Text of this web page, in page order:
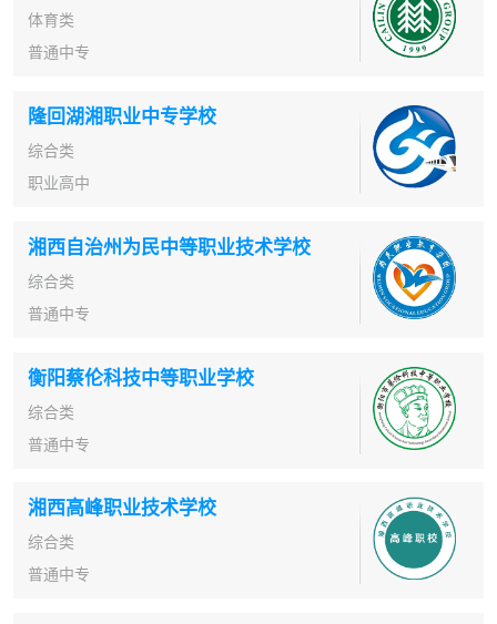
体育类
普通中专
隆回湖湘职业中专学校
综合类
职业高中
湘西自治州为民中等职业技术学校
综合类
普通中专
衡阳蔡伦科技中等职业学校
综合类
普通中专
湘西高峰职业技术学校
综合类
普通中专